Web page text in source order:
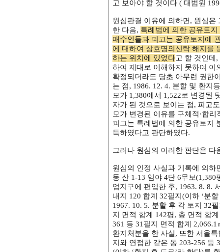
고 보아야 할 것이다 ( 대법원
원심판결 이유에 의하면, 원심은
한 다음, 특례법에 의한 공유토
매수인들과 피고는 공유토지에
에 대하여 상호명의신탁 해지를
하는 위치에 있었다고 할 것인데
하여 제대로 이해하지 못하여 이
확정되더라도 당초 아무런 권한
는 점, 1986. 12. 4. 분할 및 환지
모가 1,380에서 1,522로 변경된
자가 된 것으로 보이는 점, 피고
모가 변경된 이유를 구체적·합
피고는 특례법에 의한 공유토지
득하였다고 판단하였다.
그러나 원심의 이러한 판단은
원심의 인정 사실과 기록에 의하
동 산 1-13 임야 4단 6무보
업지구에 편입한 후, 1963. 8. 8.
내지 120 합계 32필지(이하 ‘분
1967. 10. 5. 분할 후 각 토지 32
지 면적 합계 142평, 총 면적 합
361 등 31필지 면적 합계
환지처분을 한 사실, 또한 서울
지와 연접한 같은 동 203-256 등